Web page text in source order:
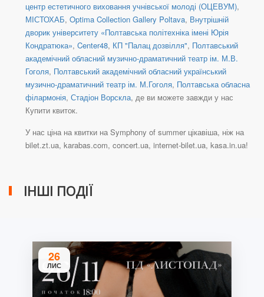
центр естетичного виховання учнівської молоді (ОЦЕВУМ),
МІСТОХАБ, Optima Collection Gallery Poltava, Внутрішній
дворик університету «Полтавська політехніка імені Юрія
Кондратюка», Center48, КП "Палац дозвілля", Полтавський
академічний обласний музично-драматичний театр ім. М.В.
Гоголя, Полтавський академічний обласний український
музично-драматичний театр ім. М.Гоголя, Полтавська обласна
філармонія, Стадіон Ворскла, де ви можете завжди у нас
Купити квиток.
У нас ціна на квитки на Symphony of summer цікавіша, ніж на
bilet.zt.ua, karabas.com, concert.ua, internet-bilet.ua, kasa.in.ua!
ІНШІ ПОДІЇ
26
ЛИС